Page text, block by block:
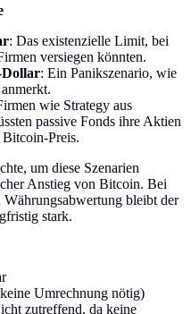
: Das existenzielle Limit, bei
versiegen könnten.
Dollar: Ein Panikszenario, wie
wie Strategy aus
passive Fonds ihre Aktien
Preis.
um diese Szenarien
Anstieg von Bitcoin. Bei
Währungsabwertung bleibt der
stark.
Umrechnung nötig)
zutreffend, da keine